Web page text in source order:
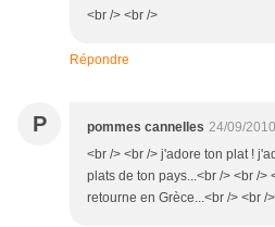
<br /> <br />
Répondre
P pommes cannelles 24/09/
<br /> <br /> j'adore ton plat !
plats de ton pays...<br /> <br />
retourne en Grèce...<br /> <br /